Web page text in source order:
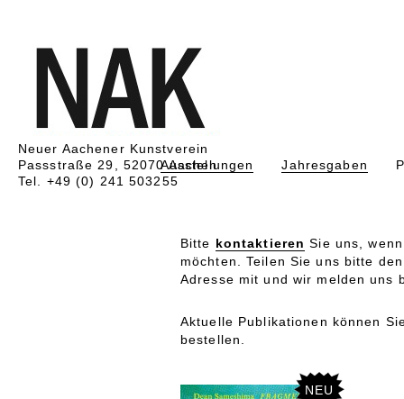
Neuer Aachener Kunstverein
Passstraße 29, 52070 Aachen
Tel. +49 (0) 241 503255
Ausstellungen Jahresgaben
Bitte kontaktieren Sie uns,
möchten. Teilen Sie uns bitte
Adresse mit und wir melden uns
Aktuelle Publikationen können
bestellen.
NEU